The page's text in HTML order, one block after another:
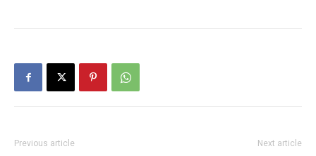
Previous article Next article